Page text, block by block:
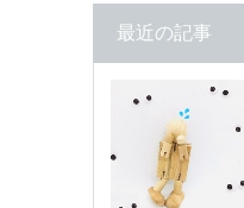
最近の記事